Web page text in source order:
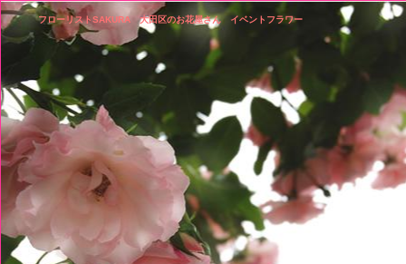
フローリストSAKURA 大田区のお花屋さん イベントフラワー